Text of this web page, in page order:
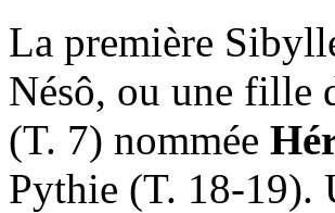
La première
Nésô, ou une fille
(T. 7) nommée
Pythie (T. 18-19).